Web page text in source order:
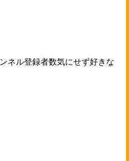
ネル登録者数気にせず好きな